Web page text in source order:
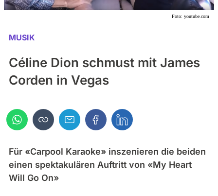
Foto: youtube.com
MUSIK
Céline Dion schmust mit James
Corden in Vegas
Für «Carpool Karaoke» inszenieren die beiden
einen spektakulären Auftritt von «My Heart
Will Go On»